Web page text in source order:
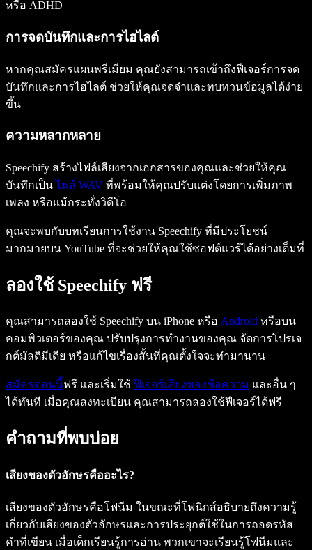
หรือ ADHD
การจดบันทึกและการไฮไลต์
หากคุณสมัครแผนพรีเมียม คุณยังสามารถเข้าถึงฟีเจอร์การจด
บันทึกและการไฮไลต์ ช่วยให้คุณจดจำและทบทวนข้อมูลได้ง่าย
ขึ้น
ความหลากหลาย
Speechify สร้างไฟล์เสียงจากเอกสารของคุณและช่วยให้คุณ
บันทึกเป็นไฟล์ WAV ที่พร้อมให้คุณปรับแต่งโดยการเพิ่มภาพ
เพลง หรือแม้กระทั่งวิดีโอ
คุณจะพบกับบทเรียนการใช้งาน Speechify ที่มีประโยชน์
มากมายบน YouTube ที่จะช่วยให้คุณใช้ซอฟต์แวร์ได้อย่างเต็มที่
ลองใช้ Speechify ฟรี
คุณสามารถลองใช้ Speechify บน iPhone หรือ Android หรือบน
คอมพิวเตอร์ของคุณ ปรับปรุงการทำงานของคุณ จัดการโปรเจ
กต์มัลติมีเดีย หรือแก้ไขเรื่องสั้นที่คุณตั้งใจจะทำมานาน
สมัครตอนนี้ฟรี และเริ่มใช้ ฟีเจอร์เสียงของข้อความ และอื่น ๆ
ได้ทันที เมื่อคุณลงทะเบียน คุณสามารถลองใช้ฟีเจอร์ได้ฟรี
คำถามที่พบบ่อย
เสียงของตัวอักษรคืออะไร?
เสียงของตัวอักษรคือโฟนีม ในขณะที่โฟนิกส์อธิบายถึงความรู้
เกี่ยวกับเสียงของตัวอักษรและการประยุกต์ใช้ในการถอดรหัส
คำที่เขียน เมื่อเด็กเรียนรู้การอ่าน พวกเขาจะเรียนรู้โฟนีมและ